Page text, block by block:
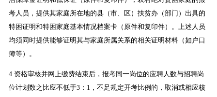
考人员，提供其家庭所在地的县（市、区）扶贫办（部门）出具的
特困证明和特困家庭基本情况档案卡（原件和复印件）。上述人员
均须同时提供能够证明其与家庭所属关系的相关证明材料（如户口
簿等）。
4.资格审核并网上缴费结束后，报考同一岗位的应聘人数与招聘岗
位计划数之比应不低于3：1，不足规定开考比例的，取消或相应核